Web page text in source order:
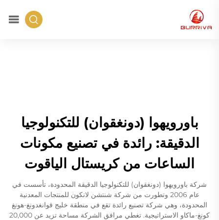
باورويهوا (دونغقوان) للتكنولوجيا
الدقيقة: رائدة في تصنيع مكونات
الساعات من كريستال الياقوت
شركة باورويهوا (دونغقوان) للتكنولوجيا الدقيقة المحدودة، تأسست في
عام 2006 وتطورت من شركة شنتشن لانكون للمنتجات المعدنية
المحدودة، وهي شركة تصنيع رائدة تقع في منطقة خليج قوانغدونغ-هونغ
كونغ-ماكاو الاستراتيجية. تغطي مرافق الشركة مساحة تزيد عن 20,000